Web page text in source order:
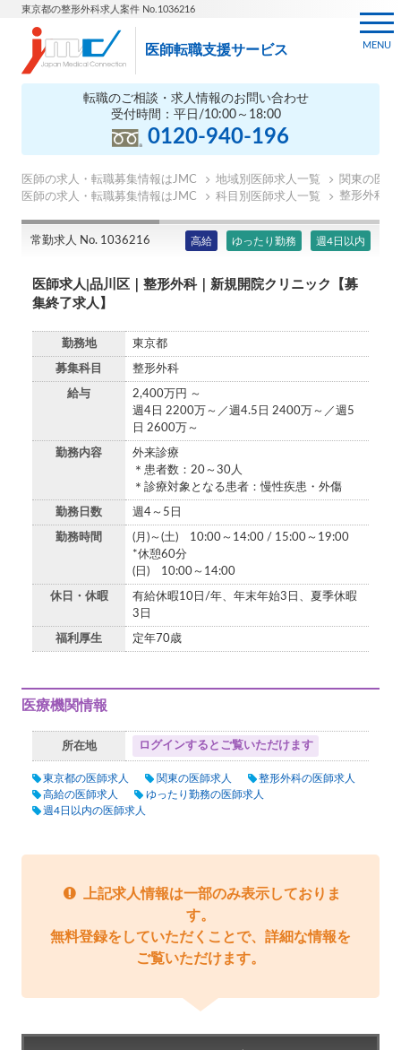
東京都の整形外科求人案件 No.1036216
医師転職支援サービス
転職のご相談・求人情報のお問い合わせ
受付時間：平日/10:00～18:00
0120-940-196
MENU
医師の求人・転職募集情報はJMC 地域別医師求人一覧
関東の医師
医師の求人・転職募集情報はJMC
科目別医師求人一覧 整形外科の
常勤求人 No. 1036216 高給 ゆったり勤務 週4日以内
医師求人|品川区｜整形外科｜新規開院クリニック【募
集終了求人】
勤務地 東京都
募集科目 整形外科
給与
2,400万円 ～
週4日 2200万～／週4.5日 2400万～／週5
日 2600万～
勤務内容
外来診療
＊患者数：20～30人
＊診療対象となる患者：慢性疾患・外傷
勤務日数 週4～5日
勤務時間
(月)～(土) 10:00～14:00 / 15:00～19:00
*休憩60分
(日) 10:00～14:00
休日・休暇
有給休暇10日/年、年末年始3日、夏季休暇
3日
福利厚生 定年70歳
医療機関情報
所在地 ログインするとご覧いただけます
東京都の医師求人 関東の医師求人
整形外科の医師求人
高給の医師求人
ゆったり勤務の医師求人
週4日以内の医師求人
上記求人情報は一部のみ表示しておりま
す。
無料登録をしていただくことで、詳細な情報を
ご覧いただけます。